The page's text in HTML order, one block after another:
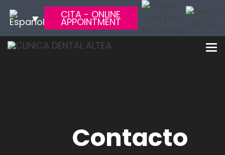
CITA - ONLINE
APPOINTMENT
Contacto